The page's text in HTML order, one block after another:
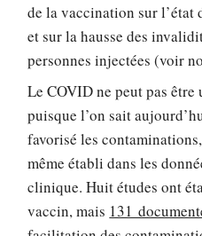
de la vaccination sur l’état
et sur la hausse des
personnes injectées (voir
Le COVID ne peut pas
puisque l’on sait
favorisé les
même établi dans les
clinique. Huit études ont
vaccin, mais 131